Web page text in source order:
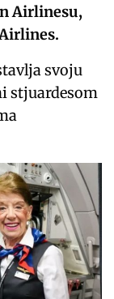
Airlinesu,
svoju
stjuardesom